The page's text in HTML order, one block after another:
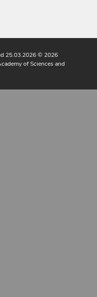
25.03.2026© 2026
of Sciences and